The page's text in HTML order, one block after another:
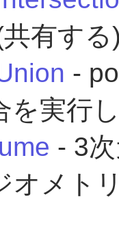
共有す
-
を実行
- 3
オメト